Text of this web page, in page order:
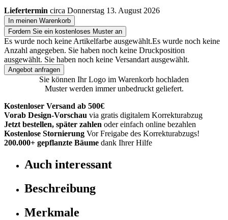
Liefertermin circa Donnerstag 13. August 2026
In meinen Warenkorb
Fordern Sie ein kostenloses Muster an
Es wurde noch keine Artikelfarbe ausgewählt.Es wurde noch keine
Anzahl angegeben. Sie haben noch keine Druckposition
ausgewählt. Sie haben noch keine Versandart ausgewählt.
Angebot anfragen
Sie können Ihr Logo im Warenkorb hochladen
Muster werden immer unbedruckt geliefert.
Kostenloser Versand ab 500€
Vorab Design-Vorschau via gratis digitalem Korrekturabzug
Jetzt bestellen, später zahlen oder einfach online bezahlen
Kostenlose Stornierung Vor Freigabe des Korrekturabzugs!
200.000+ gepflanzte Bäume dank Ihrer Hilfe
Auch interessant
Beschreibung
Merkmale